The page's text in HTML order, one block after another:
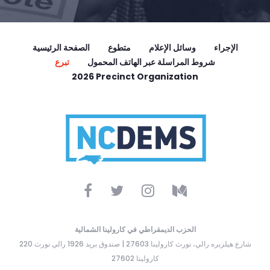
الصفحة الرئيسية متطوع وسائل الإعلام
الإجراء
تبرع
شروط المراسلة عبر الهاتف المحمول
2026 Precinct Organization
الحزب الديمقراطي في كارولينا الشمالية
220 شارع هيلزبره رالي، نورث كارولينا 27603 | صندوق بريد 1926 رالي نورث
كارولينا 27602